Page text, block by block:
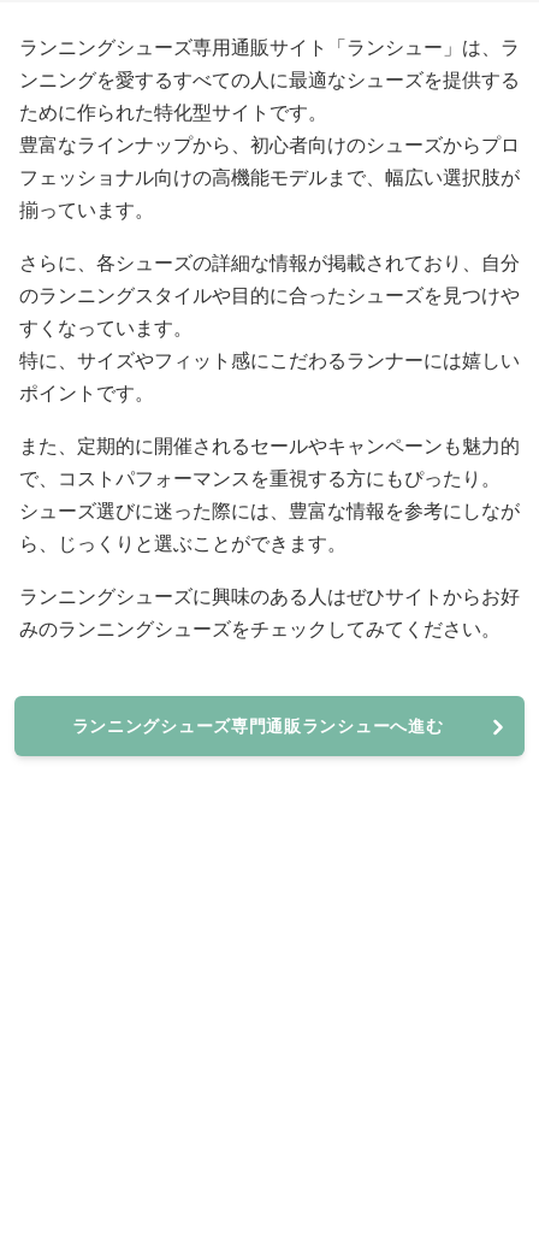
ランニングシューズ専用通販サイト「ランシュー」は、ラ
ンニングを愛するすべての人に最適なシューズを提供する
ために作られた特化型サイトです。
豊富なラインナップから、初心者向けのシューズからプロ
フェッショナル向けの高機能モデルまで、幅広い選択肢が
揃っています。
さらに、各シューズの詳細な情報が掲載されており、自分
のランニングスタイルや目的に合ったシューズを見つけや
すくなっています。
特に、サイズやフィット感にこだわるランナーには嬉しい
ポイントです。
また、定期的に開催されるセールやキャンペーンも魅力的
で、コストパフォーマンスを重視する方にもぴったり。
シューズ選びに迷った際には、豊富な情報を参考にしなが
ら、じっくりと選ぶことができます。
ランニングシューズに興味のある人はぜひサイトからお好
みのランニングシューズをチェックしてみてください。
ランニングシューズ専門通販ランシューへ進む